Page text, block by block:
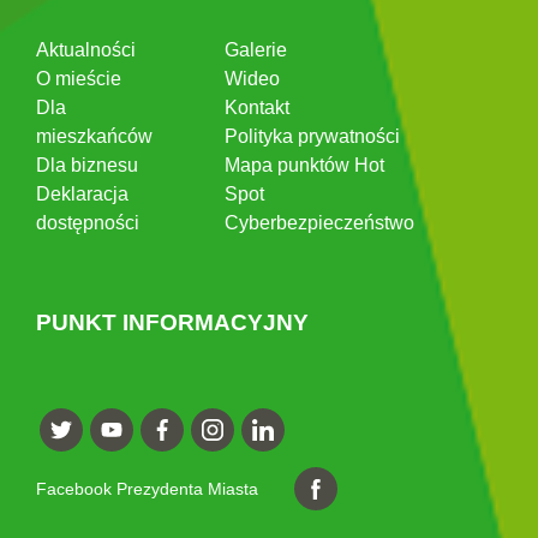
Aktualności
O mieście
Dla
mieszkańców
Dla biznesu
Deklaracja
dostępności
Galerie
Wideo
Kontakt
Polityka prywatności
Mapa punktów Hot
Spot
Cyberbezpieczeństwo
PUNKT INFORMACYJNY
Facebook Prezydenta Miasta